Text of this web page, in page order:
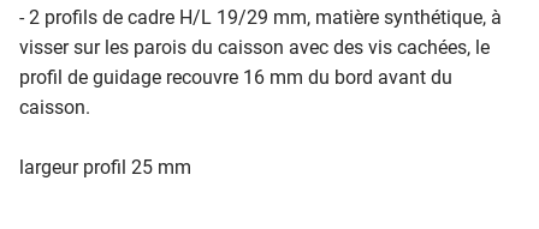
- 2 profils de cadre H/L 19/29 mm, matière synthétique, à
visser sur les parois du caisson avec des vis cachées, le
profil de guidage recouvre 16 mm du bord avant du
caisson.
largeur profil 25 mm